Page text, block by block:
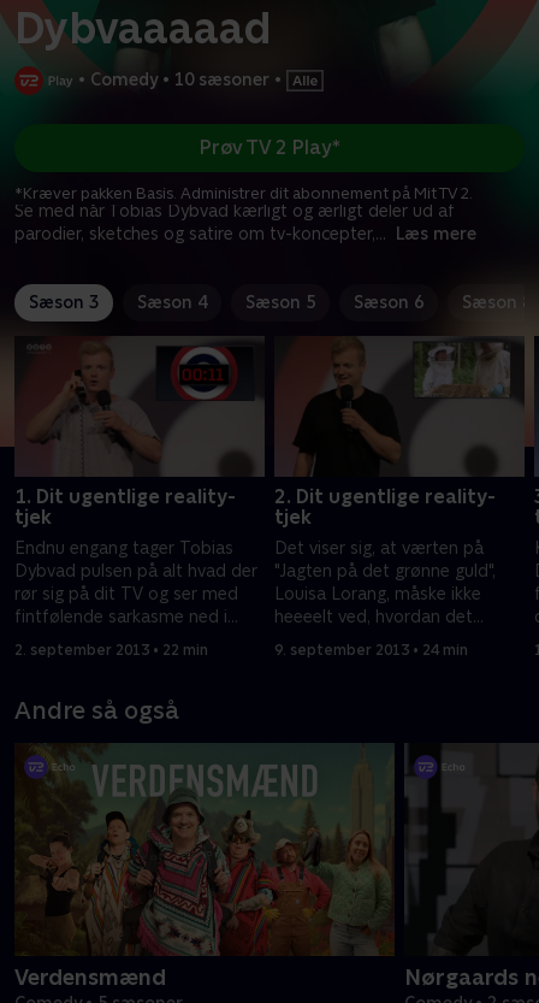
Dybvaaaaad
• Comedy • 10 sæsoner •
Se med når Tobias Dybvad kærligt og ærligt deler ud af
parodier, sketches og satire om tv-koncepter,... Læs mere
Prøv TV 2 Play*
*Kræver pakken Basis. Administrer dit abonnement på Mit TV 2.
Sæson 3 Sæson 4 Sæson 5 Sæson 6 Sæson 8
1. Dit ugentlige reality-
tjek
Endnu engang tager Tobias
Dybvad pulsen på alt hvad der
rør sig på dit TV og ser med
fintfølende sarkasme ned i
realitybegivenheder.
2. september 2013 • 22 min
2. Dit ugentlige reality-
tjek
Det viser sig, at værten på
"Jagten på det grønne guld",
Louisa Lorang, måske ikke
heeeelt ved, hvordan det
danskerne.
9. september 2013 • 24 min
Andre så også
Verdensmænd Nørgaards